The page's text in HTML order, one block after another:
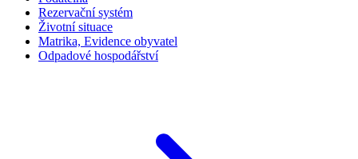
Rezervační systém
Životní situace
Matrika, Evidence obyvatel
Odpadové hospodářství